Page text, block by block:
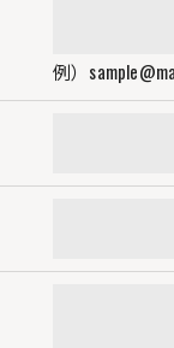
、それに対応
の開示･訂正･
え、対応させて
・利用停止の具
例）